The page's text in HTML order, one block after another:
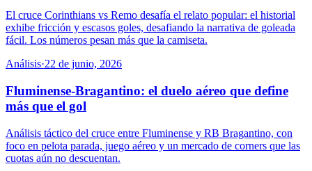
El cruce Corinthians vs Remo desafía el relato popular: el historial
exhibe fricción y escasos goles, desafiando la narrativa de goleada
fácil. Los números pesan más que la camiseta.
Análisis·22 de junio, 2026
Fluminense-Bragantino: el duelo aéreo que define
más que el gol
Análisis táctico del cruce entre Fluminense y RB Bragantino, con
foco en pelota parada, juego aéreo y un mercado de corners que las
cuotas aún no descuentan.